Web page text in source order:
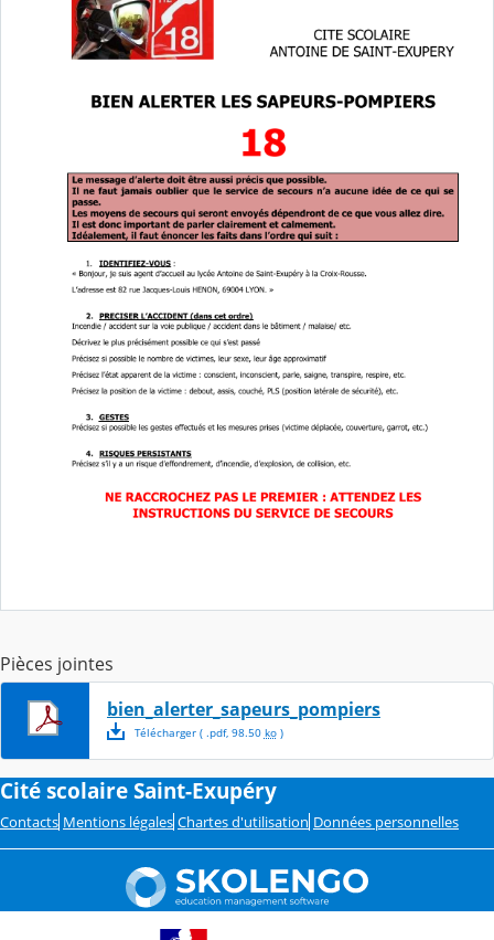
Pièces jointes
bien_alerter_sapeurs_pompiers
Télécharger( .pdf, 98.50 ko)
Cité scolaire Saint-Exupéry
Contacts Mentions légales Chartes d'utilisation Données personnelles